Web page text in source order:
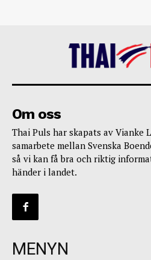
Om oss
Thai Puls har skapats av Vianke
samarbete mellan Svenska
så vi kan få bra och riktig
händer i landet.
MENYN